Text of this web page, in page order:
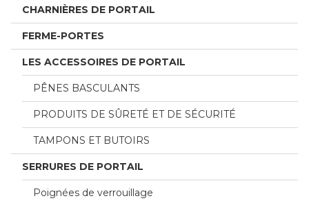
c
CHARNIÈRES DE PORTAIL
FERME-PORTES
LES ACCESSOIRES DE PORTAIL
PÊNES BASCULANTS
PRODUITS DE SÛRETÉ ET DE SÉCURITÉ
TAMPONS ET BUTOIRS
SERRURES DE PORTAIL
Poignées de verrouillage